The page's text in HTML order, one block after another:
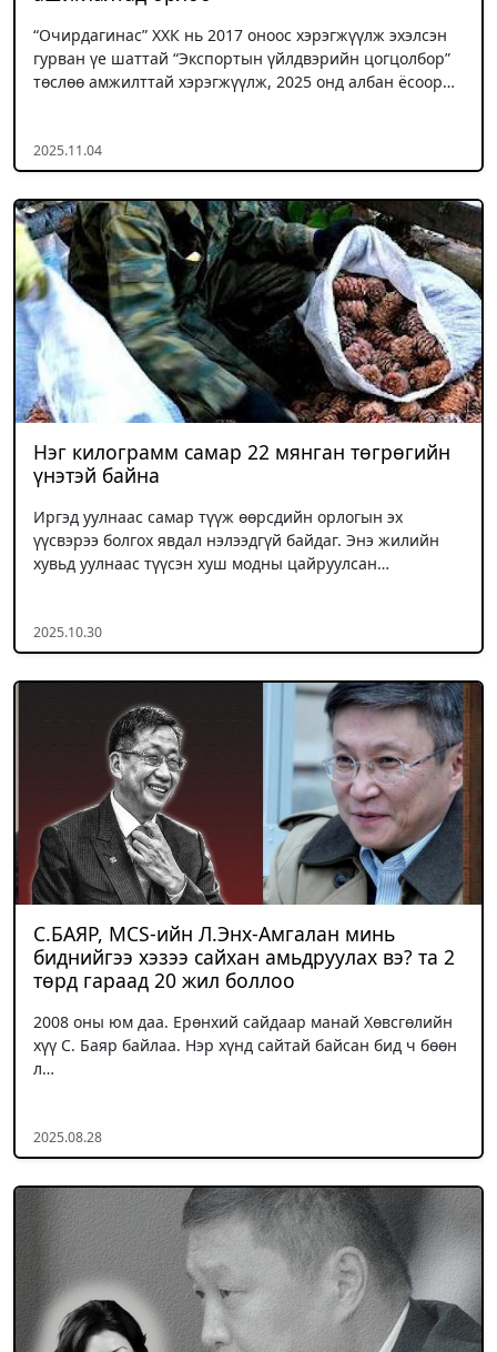
“Очирдагинас” ХХК нь 2017 оноос хэрэгжүүлж эхэлсэн
гурван үе шаттай “Экспортын үйлдвэрийн цогцолбор”
төслөө амжилттай хэрэгжүүлж, 2025 онд албан ёсоор…
2025.11.04
Нэг килограмм самар 22 мянган төгрөгийн
үнэтэй байна
Иргэд уулнаас самар түүж өөрсдийн орлогын эх
үүсвэрээ болгох явдал нэлээдгүй байдаг. Энэ жилийн
хувьд уулнаас түүсэн хуш модны цайруулсан…
2025.10.30
С.БАЯР, MCS-ийн Л.Энх-Амгалан минь
биднийгээ хэзээ сайхан амьдруулах вэ? та 2
төрд гараад 20 жил боллоо
2008 оны юм даа. Ерөнхий сайдаар манай Хөвсгөлийн
хүү С. Баяр байлаа. Нэр хүнд сайтай байсан бид ч бөөн
л…
2025.08.28